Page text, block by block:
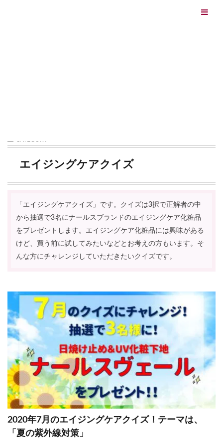
エイジングケアクイズ
「エイジングケアクイズ」です。クイズは3択で正解者の中
から抽選で3名にナールスブランドのエイジングケア化粧品
をプレゼントします。エイジングケア化粧品には興味がある
けど、買う前に試してみたいなどとお考えの方もいます。そ
んな方にチャレンジしていただきたいクイズです。
2020年7月のエイジングケアクイズ！テーマは、
「夏の紫外線対策」